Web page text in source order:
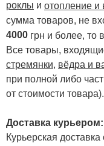
роклы и отопление и
сумма товаров, не
4000 грн и более, то
Все товары,
стремянки, вёдра и
при полной либо
от стоимости товара).
Доставка курьером:
Курьерская